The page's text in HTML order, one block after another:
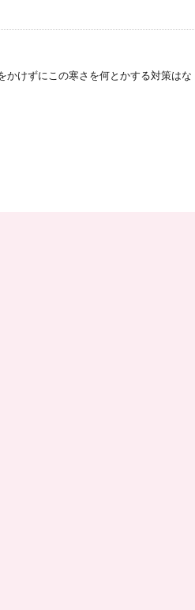
かけずにこの寒さを何とかする対策はな